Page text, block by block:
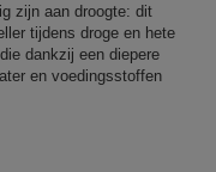
zijn aan droogte: dit
tijdens droge en hete
dankzij een diepere
en voedingsstoffen